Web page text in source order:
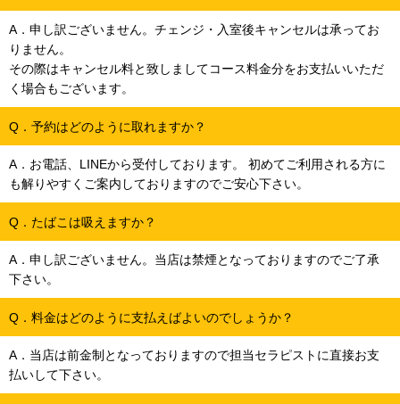
A．申し訳ございません。チェンジ・入室後キャンセルは承ってお
りません。
その際はキャンセル料と致しましてコース料金分をお支払いいただ
く場合もございます。
Q．予約はどのように取れますか？
A．お電話、LINEから受付しております。 初めてご利用される方に
も解りやすくご案内しておりますのでご安心下さい。
Q．たばこは吸えますか？
A．申し訳ございません。当店は禁煙となっておりますのでご了承
下さい。
Q．料金はどのように支払えばよいのでしょうか？
A．当店は前金制となっておりますので担当セラピストに直接お支
払いして下さい。